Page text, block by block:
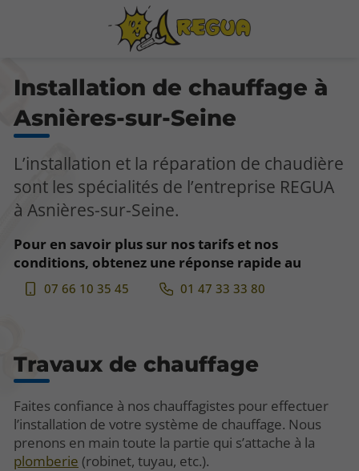
Installation de chauffage à
Asnières-sur-Seine
L’installation et la réparation de chaudière
sont les spécialités de l’entreprise REGUA
à Asnières-sur-Seine.
Pour en savoir plus sur nos tarifs et nos
conditions, obtenez une réponse rapide au
07 66 10 35 45 01 47 33 33 80
Travaux de chauffage
Faites confiance à nos chauffagistes pour effectuer
l’installation de votre système de chauffage. Nous
prenons en main toute la partie qui s’attache à la
plomberie (robinet, tuyau, etc.).